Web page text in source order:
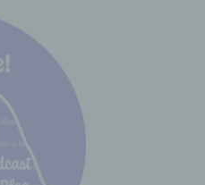
Informationen nicht
betroffenen Person
sofern diese
gesondert
technischen und
unterliegen, die
personenbezogenen
oder
Person